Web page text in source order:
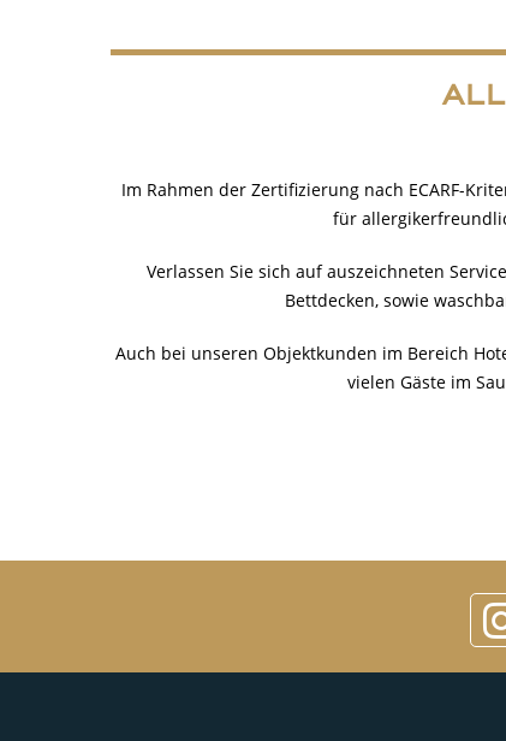
Im Rahmen der Zertifizierung nach ECARF-
für
Verlassen Sie sich auf auszeichneten
Bettdecken, sowie
Auch bei unseren Objektkunden im Bereich
vielen Gäste im